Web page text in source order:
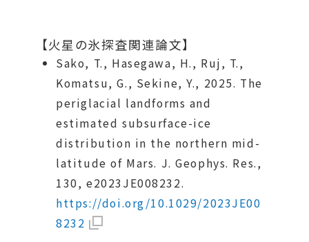
【火星の氷探査関連論文】
Sako, T., Hasegawa, H., Ruj, T.,
Komatsu, G., Sekine, Y., 2025. The
periglacial landforms and
estimated subsurface-ice
distribution in the northern mid-
latitude of Mars. J. Geophys. Res.,
130, e2023JE008232.
https://doi.org/10.1029/2023JE00
8232